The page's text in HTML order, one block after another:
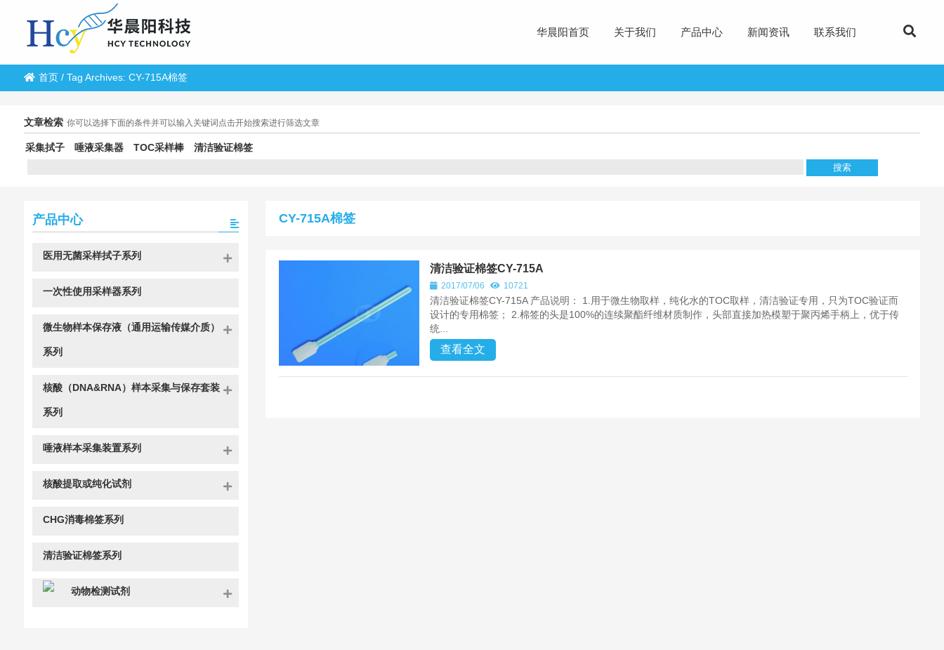
华晨阳首页 关于我们 产品中心 新闻资讯 联系我们
首页/ Tag Archives: CY-715A棉签
文章检索 你可以选择下面的条件并可以输入关键词点击开始搜索进行筛选文章
采集拭子 唾液采集器 TOC采样棒 清洁验证棉签
CY-715A棉签
清洁验证棉签CY-715A
2017/07/06 10721
清洁验证棉签CY-715A 产品说明： 1.用于微生物取样，纯化水的TOC取样，清洁验证专用，只为TOC验证而
设计的专用棉签； 2.棉签的头是100%的连续聚酯纤维材质制作，头部直接加热模塑于聚丙烯手柄上，优于传
统...
查看全文
产品中心
医用无菌采样拭子系列
一次性使用采样器系列
微生物样本保存液（通用运输传媒介质）
系列
核酸（DNA&RNA）样本采集与保存套装
系列
唾液样本采集装置系列
核酸提取或纯化试剂
CHG消毒棉签系列
清洁验证棉签系列
动物检测试剂